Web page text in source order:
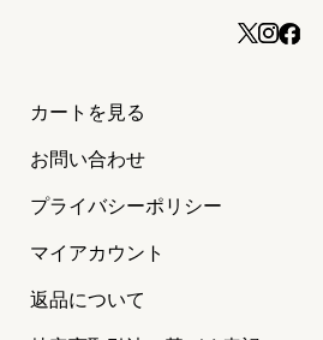
カートを見る
お問い合わせ
プライバシーポリシー
マイアカウント
返品について